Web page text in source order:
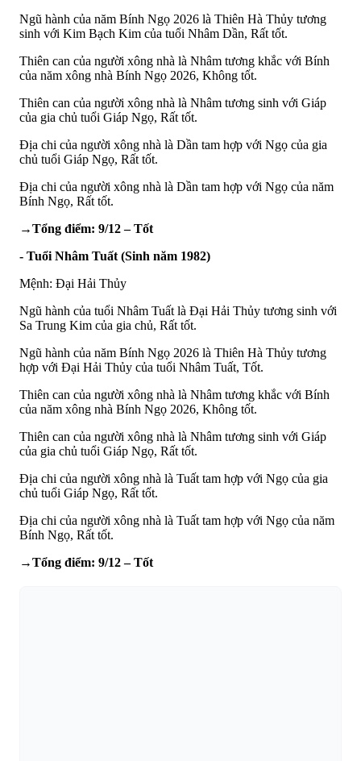
Ngũ hành của năm Bính Ngọ 2026 là Thiên Hà Thủy tương
sinh với Kim Bạch Kim của tuổi Nhâm Dần, Rất tốt.
Thiên can của người xông nhà là Nhâm tương khắc với Bính
của năm xông nhà Bính Ngọ 2026, Không tốt.
Thiên can của người xông nhà là Nhâm tương sinh với Giáp
của gia chủ tuổi Giáp Ngọ, Rất tốt.
Địa chi của người xông nhà là Dần tam hợp với Ngọ của gia
chủ tuổi Giáp Ngọ, Rất tốt.
Địa chi của người xông nhà là Dần tam hợp với Ngọ của năm
Bính Ngọ, Rất tốt.
→Tổng điểm: 9/12 – Tốt
- Tuổi Nhâm Tuất (Sinh năm 1982)
Mệnh: Đại Hải Thủy
Ngũ hành của tuổi Nhâm Tuất là Đại Hải Thủy tương sinh với
Sa Trung Kim của gia chủ, Rất tốt.
Ngũ hành của năm Bính Ngọ 2026 là Thiên Hà Thủy tương
hợp với Đại Hải Thủy của tuổi Nhâm Tuất, Tốt.
Thiên can của người xông nhà là Nhâm tương khắc với Bính
của năm xông nhà Bính Ngọ 2026, Không tốt.
Thiên can của người xông nhà là Nhâm tương sinh với Giáp
của gia chủ tuổi Giáp Ngọ, Rất tốt.
Địa chi của người xông nhà là Tuất tam hợp với Ngọ của gia
chủ tuổi Giáp Ngọ, Rất tốt.
Địa chi của người xông nhà là Tuất tam hợp với Ngọ của năm
Bính Ngọ, Rất tốt.
→Tổng điểm: 9/12 – Tốt